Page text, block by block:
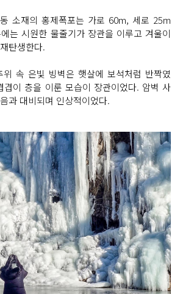
소재의 홍제폭포는 가로 60m, 세로 25m
는 시원한 물줄기가 장관을 이루고 겨울이
탄생한다.
속 은빛 빙벽은 햇살에 보석처럼 반짝였
겹이 층을 이룬 모습이 장관이었다. 암벽 사
과 대비되며 인상적이었다.